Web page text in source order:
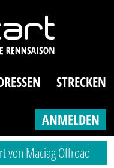
STRECKEN
ANMELDEN
von Maciag Offroad